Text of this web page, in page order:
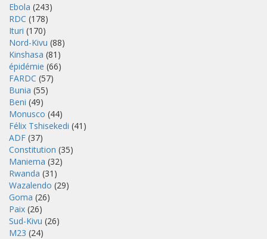
Ebola (243)
RDC (178)
Ituri (170)
Nord-Kivu (88)
Kinshasa (81)
épidémie (66)
FARDC (57)
Bunia (55)
Beni (49)
Monusco (44)
Félix Tshisekedi (41)
ADF (37)
Constitution (35)
Maniema (32)
Rwanda (31)
Wazalendo (29)
Goma (26)
Paix (26)
Sud-Kivu (26)
M23 (24)